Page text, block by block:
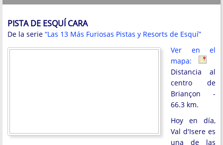
PISTA DE ESQUÍ CARA
De la serie “Las 13 Más Furiosas Pistas y Resorts de Esquí”
Ver en el
mapa:
Distancia al
centro de
Briançon -
66.3 km.
Hoy en día,
Val d'Isere es
una de las